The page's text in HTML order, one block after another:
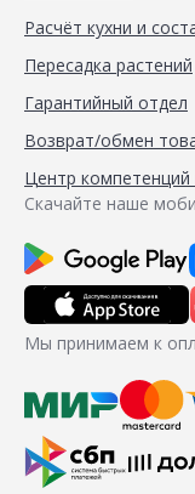
Расчёт кухни и
Пересадка растений
Гарантийный отдел
Возврат/обмен
Центр
Скачайте наше
Мы принимаем к